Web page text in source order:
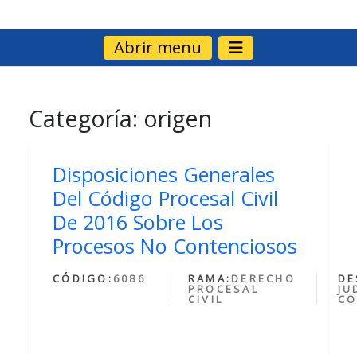
Abrir menu
Categoría: origen
Disposiciones Generales
Del Código Procesal Civil
De 2016 Sobre Los
Procesos No Contenciosos
CÓDIGO: 6086 RAMA: DERECHO
PROCESAL
CIVIL